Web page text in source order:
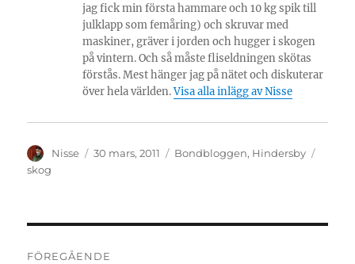
jag fick min första hammare och 10 kg spik till
julklapp som femåring) och skruvar med
maskiner, gräver i jorden och hugger i skogen
på vintern. Och så måste fliseldningen skötas
förstås. Mest hänger jag på nätet och diskuterar
över hela världen.Visa alla inlägg av Nisse
Författare
Nisse
Publicerat
30 mars, 2011 Kategorier
Bondbloggen, Hindersby
skog
FÖREGÅENDE